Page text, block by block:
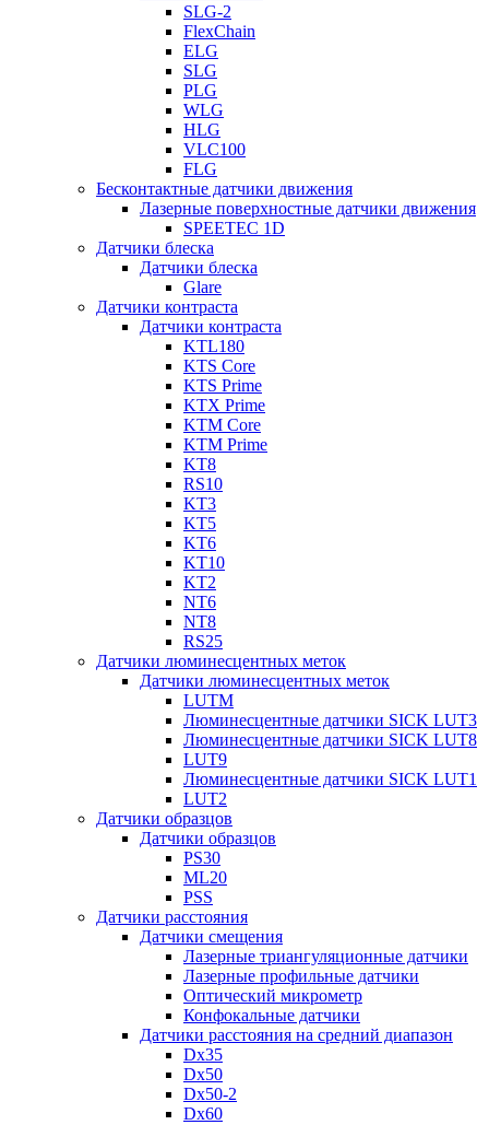
SLG-2
FlexChain
ELG
SLG
PLG
WLG
HLG
VLC100
FLG
Бесконтактные датчики движения
Лазерные поверхностные датчики движения
SPEETEC 1D
Датчики блеска
Датчики блеска
Glare
Датчики контраста
Датчики контраста
KTL180
KTS Core
KTS Prime
KTX Prime
KTM Core
KTM Prime
KT8
RS10
KT3
KT5
KT6
KT10
KT2
NT6
NT8
RS25
Датчики люминесцентных меток
Датчики люминесцентных меток
LUTM
Люминесцентные датчики SICK LUT3
Люминесцентные датчики SICK LUT8
LUT9
Люминесцентные датчики SICK LUT1
LUT2
Датчики образцов
Датчики образцов
PS30
ML20
PSS
Датчики расстояния
Датчики смещения
Лазерные триангуляционные датчики
Лазерные профильные датчики
Оптический микрометр
Конфокальные датчики
Датчики расстояния на средний диапазон
Dx35
Dx50
Dx50-2
Dx60